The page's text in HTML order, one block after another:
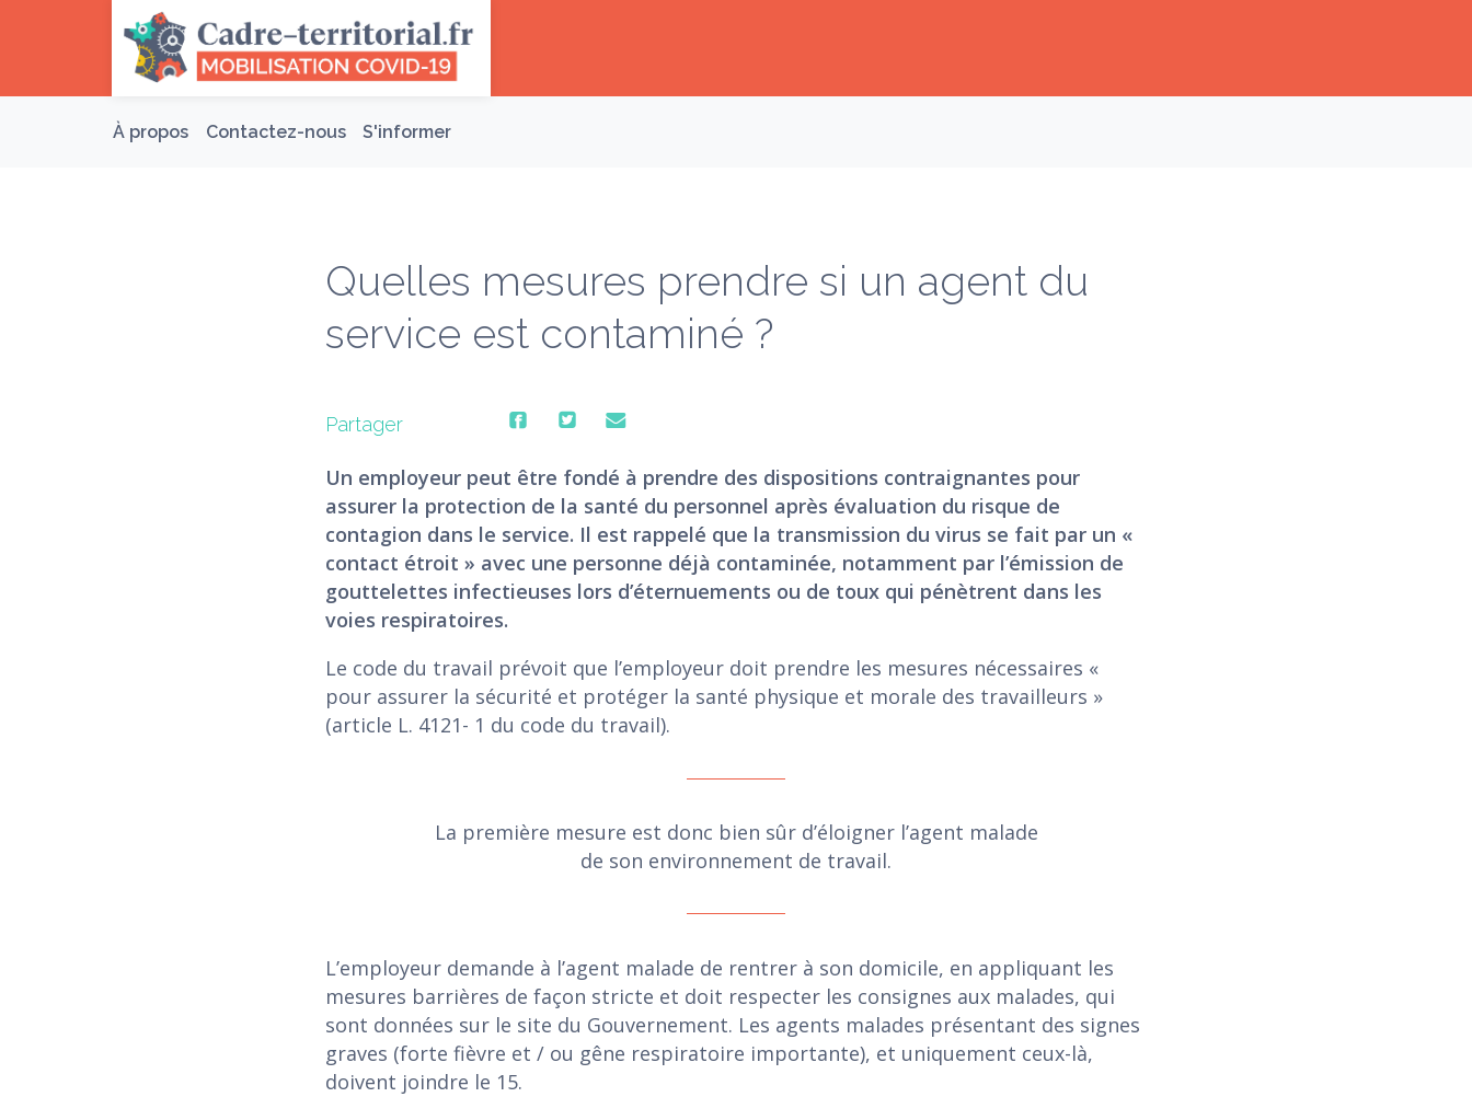
COVID-19 — Restez informé, recevez les indispensables
À propos Contactez-nous S'informer
Quelles mesures prendre si un agent du
service est contaminé ?
Partager
Un employeur peut être fondé à prendre des dispositions contraignantes pour
assurer la protection de la santé du personnel après évaluation du risque de
contagion dans le service. Il est rappelé que la transmission du virus se fait par un «
contact étroit » avec une personne déjà contaminée, notamment par l’émission de
gouttelettes infectieuses lors d’éternuements ou de toux qui pénètrent dans les
voies respiratoires.
Le code du travail prévoit que l’employeur doit prendre les mesures nécessaires «
pour assurer la sécurité et protéger la santé physique et morale des travailleurs »
(article L. 4121- 1 du code du travail).
La première mesure est donc bien sûr d’éloigner l’agent malade
de son environnement de travail.
L’employeur demande à l’agent malade de rentrer à son domicile, en appliquant les
mesures barrières de façon stricte et doit respecter les consignes aux malades, qui
sont données sur le site du Gouvernement. Les agents malades présentant des signes
graves (forte fièvre et / ou gêne respiratoire importante), et uniquement ceux-là,
doivent joindre le 15.